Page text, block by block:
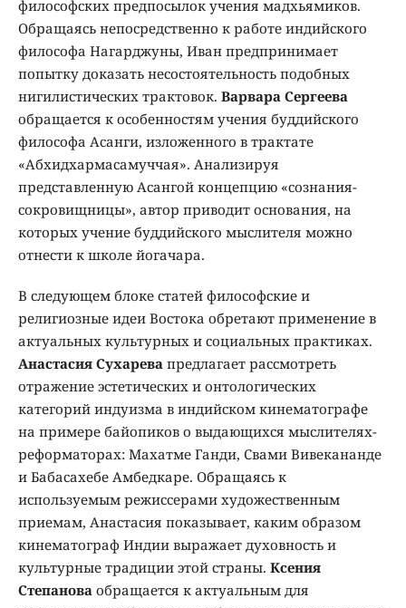
философских предпосылок учения мадхьямиков.
Обращаясь непосредственно к работе индийского
философа Нагарджуны, Иван предпринимает
попытку доказать несостоятельность подобных
нигилистических трактовок. Варвара Сергеева
обращается к особенностям учения буддийского
философа Асанги, изложенного в трактате
«Абхидхармасамуччая». Анализируя
представленную Асангой концепцию «сознания-
сокровищницы», автор приводит основания, на
которых учение буддийского мыслителя можно
отнести к школе йогачара.
В следующем блоке статей философские и
религиозные идеи Востока обретают применение в
актуальных культурных и социальных практиках.
Анастасия Сухарева предлагает рассмотреть
отражение эстетических и онтологических
категорий индуизма в индийском кинематографе
на примере байопиков о выдающихся мыслителях-
реформаторах: Махатме Ганди, Свами Вивекананде
и Бабасахебе Амбедкаре. Обращаясь к
используемым режиссерами художественным
приемам, Анастасия показывает, каким образом
кинематограф Индии выражает духовность и
культурные традиции этой страны. Ксения
Степанова обращается к актуальным для